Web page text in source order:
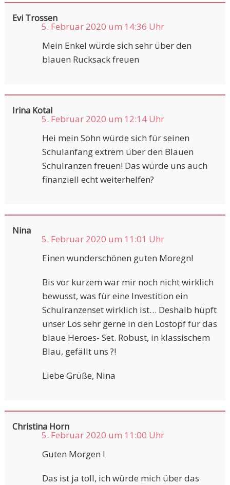
Evi Trossen
5. Februar 2020 um 14:36 Uhr
Mein Enkel würde sich sehr über den
blauen Rucksack freuen
Irina Kotal
5. Februar 2020 um 12:14 Uhr
Hei mein Sohn würde sich für seinen
Schulanfang extrem über den Blauen
Schulranzen freuen! Das würde uns auch
finanziell echt weiterhelfen?
Nina
5. Februar 2020 um 11:01 Uhr
Einen wunderschönen guten Moregn!
Bis vor kurzem war mir noch nicht wirklich
bewusst, was für eine Investition ein
Schulranzenset wirklich ist… Deshalb hüpft
unser Los sehr gerne in den Lostopf für das
blaue Heroes- Set. Robust, in klassischem
Blau, gefällt uns ?!
Liebe Grüße, Nina
Christina Horn
5. Februar 2020 um 11:00 Uhr
Guten Morgen !
Das ist ja toll, ich würde mich über das